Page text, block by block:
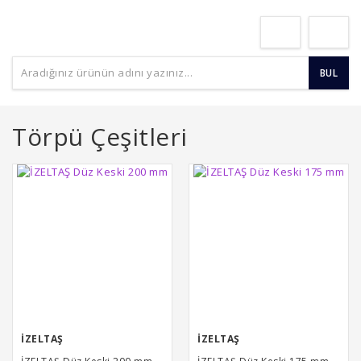
BUL
Törpü Çeşitleri
İZELTAŞ
İZELTAŞ